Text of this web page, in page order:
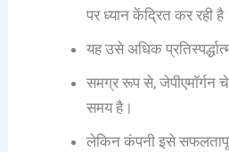
पर ध्यान केंद्रित कर रही
यह उसे अधिक
समग्र रूप से,
समय है।
लेकिन कंपनी इसे